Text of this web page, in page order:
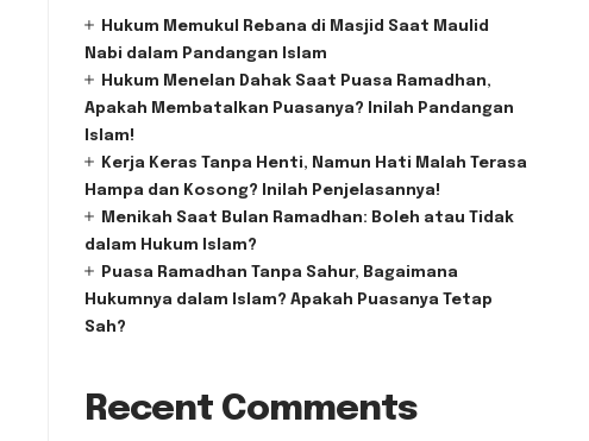
Hukum Memukul Rebana di Masjid Saat Maulid
Nabi dalam Pandangan Islam
Hukum Menelan Dahak Saat Puasa Ramadhan,
Apakah Membatalkan Puasanya? Inilah Pandangan
Islam!
Kerja Keras Tanpa Henti, Namun Hati Malah Terasa
Hampa dan Kosong? Inilah Penjelasannya!
Menikah Saat Bulan Ramadhan: Boleh atau Tidak
dalam Hukum Islam?
Puasa Ramadhan Tanpa Sahur, Bagaimana
Hukumnya dalam Islam? Apakah Puasanya Tetap
Sah?
Recent Comments